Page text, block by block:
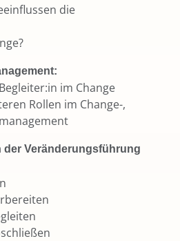
die
im Change
Rollen im Change-,
der Veränderungsführung